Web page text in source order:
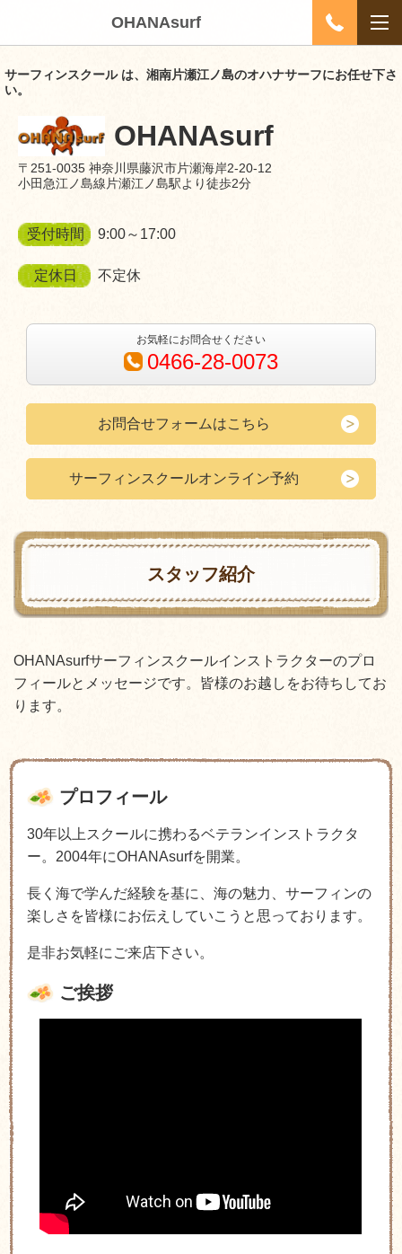
OHANAsurf
サーフィンスクール は、湘南片瀬江ノ島のオハナサーフにお任せ下さ
い。
OHANAsurf
〒251-0035 神奈川県藤沢市片瀬海岸2-20-12
小田急江ノ島線片瀬江ノ島駅より徒歩2分
受付時間 9:00～17:00
定休日 不定休
お気軽にお問合せください
0466-28-0073
お問合せフォームはこちら
サーフィンスクールオンライン予約
スタッフ紹介
OHANAsurfサーフィンスクールインストラクターのプロ
フィールとメッセージです。皆様のお越しをお待ちしてお
ります。
プロフィール
30年以上スクールに携わるベテランインストラクタ
ー。2004年にOHANAsurfを開業。
長く海で学んだ経験を基に、海の魅力、サーフィンの
楽しさを皆様にお伝えしていこうと思っております。
是非お気軽にご来店下さい。
ご挨拶